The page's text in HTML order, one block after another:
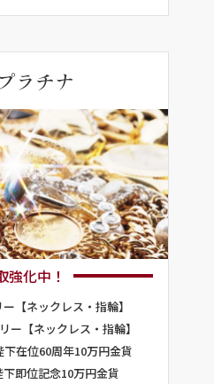
ラチナ
強化中！
【ネックレス・指輪】
ー【ネックレス・指輪】
在位60周年10万円金貨
即位記念10万円金貨